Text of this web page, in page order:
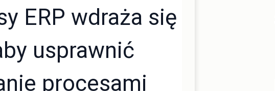
ERP wdraża się
usprawnić
procesami